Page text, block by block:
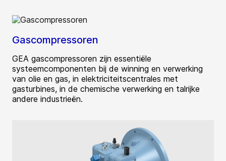
Gascompressoren
GEA gascompressoren zijn essentiële
systeemcomponenten bij de winning en verwerking
van olie en gas, in elektriciteitscentrales met
gasturbines, in de chemische verwerking en talrijke
andere industrieën.